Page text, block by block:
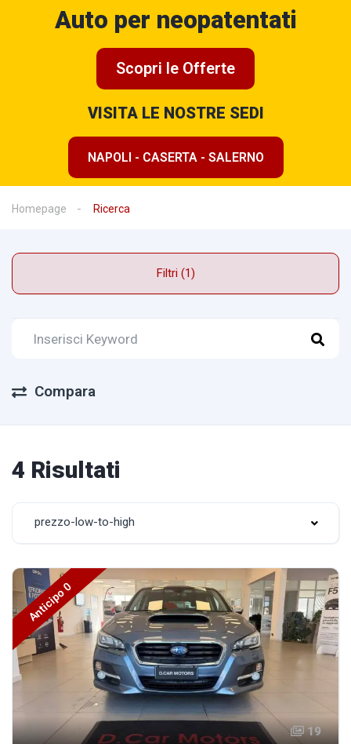
Auto per neopatentati
Scopri le Offerte
VISITA LE NOSTRE SEDI
NAPOLI - CASERTA - SALERNO
Homepage Ricerca
Filtri (1)
Compara
4 Risultati
prezzo-low-to-high
Anticipo 0
19